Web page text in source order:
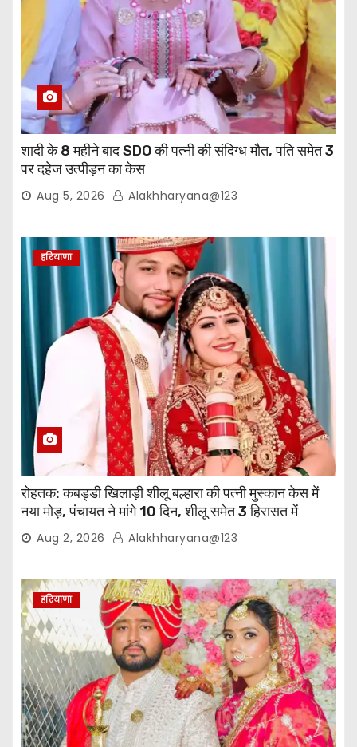
शादी के 8 महीने बाद SDO की पत्नी की संदिग्ध मौत, पति समेत 3
पर दहेज उत्पीड़न का केस
Aug 5, 2026 Alakhharyana@123
हरियाणा
रोहतक: कबड्डी खिलाड़ी शीलू बल्हारा की पत्नी मुस्कान केस में
नया मोड़, पंचायत ने मांगे 10 दिन, शीलू समेत 3 हिरासत में
Aug 2, 2026 Alakhharyana@123
हरियाणा